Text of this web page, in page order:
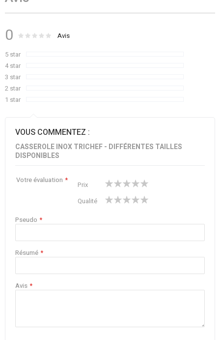
0 Évaluation : % of100
Avis
5 star
4 star
3 star
2 star
1 star
VOUS COMMENTEZ :
CASSEROLE INOX TRICHEF - DIFFÉRENTES TAILLES
DISPONIBLES
Votre évaluation
Prix
starstarsstarsstarsstars
Qualité
starstarsstarsstarsstars
Pseudo
Résumé
Avis